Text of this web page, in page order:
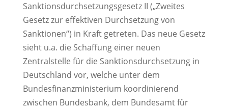
Sanktionsdurchsetzungsgesetz II („Zweites
Gesetz zur effektiven Durchsetzung von
Sanktionen“) in Kraft getreten. Das neue Gesetz
sieht u.a. die Schaffung einer neuen
Zentralstelle für die Sanktionsdurchsetzung in
Deutschland vor, welche unter dem
Bundesfinanzministerium koordinierend
zwischen Bundesbank, dem Bundesamt für